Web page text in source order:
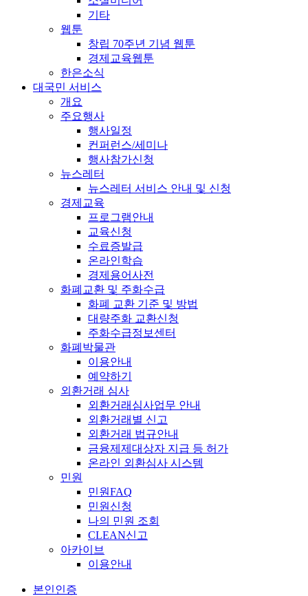
기타
웹툰
창립 70주년 기념 웹툰
경제교육웹툰
한은소식
대국민 서비스
개요
주요행사
행사일정
컨퍼런스/세미나
행사참가신청
뉴스레터
뉴스레터 서비스 안내 및 신청
경제교육
프로그램안내
교육신청
수료증발급
온라인학습
경제용어사전
화폐교환 및 주화수급
화폐 교환 기준 및 방법
대량주화 교환신청
주화수급정보센터
화폐박물관
이용안내
예약하기
외환거래 심사
외환거래심사업무 안내
외환거래별 신고
외환거래 법규안내
금융제제대상자 지급 등 허가
온라인 외환심사 시스템
민원
민원FAQ
민원신청
나의 민원 조회
CLEAN신고
아카이브
이용안내
본인인증